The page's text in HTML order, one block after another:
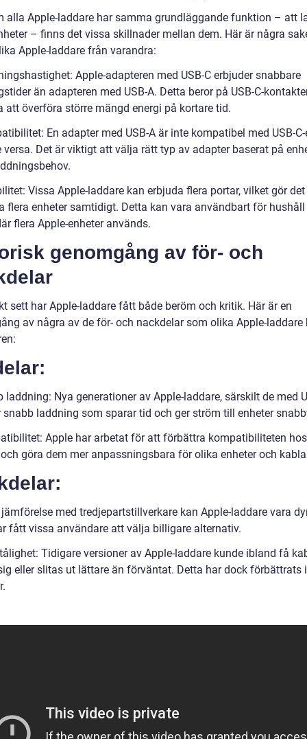
alla Apple-laddare har samma grundläggande funktion – att
– finns det vissa skillnader mellan dem. Här är några
Apple-laddare från varandra:
Apple-adapteren med USB-C erbjuder snabbare
än adapteren med USB-A. Detta beror på USB-C-
att överföra större mängd energi på kortare tid.
En adapter med USB-A är inte kompatibel med USB-
versa. Det är viktigt att välja rätt typ av adapter baserat på
Vissa Apple-laddare kan erbjuda flera portar, vilket gör
flera enheter samtidigt. Detta kan vara användbart för hushåll
flera Apple-enheter används.
genomgång av för- och
sett har Apple-laddare fått både beröm och kritik. Här är en
av några av de för- och nackdelar som olika Apple-laddare
laddning: Nya generationer av Apple-laddare, särskilt de med
snabb laddning som sparar tid och ger ström till enheter
Apple har arbetat för att förbättra kompatibiliteten
göra dem mer anpassningsbara för olika enheter och
med tredjepartstillverkare kan Apple-laddare vara
fått vissa användare att välja billigare alternativ.
Tidigare versioner av Apple-laddare kunde ibland få
eller slitas ut lättare än förväntat. Detta har dock förbättrats